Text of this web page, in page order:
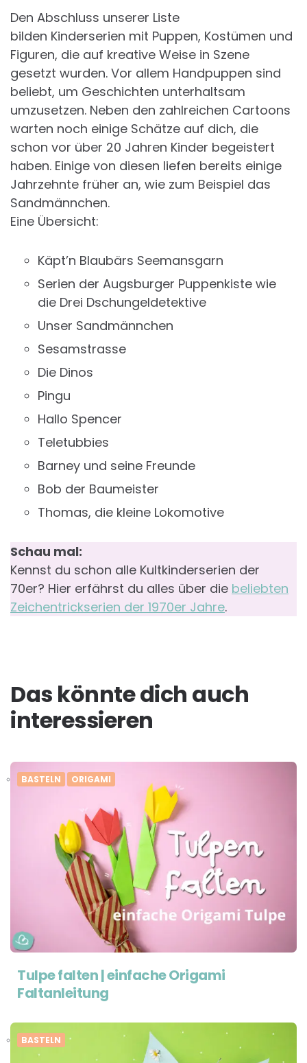
Den Abschluss unserer Liste
bilden Kinderserien mit Puppen, Kostümen und
Figuren, die auf kreative Weise in Szene
gesetzt wurden. Vor allem Handpuppen sind
beliebt, um Geschichten unterhaltsam
umzusetzen. Neben den zahlreichen Cartoons
warten noch einige Schätze auf dich, die
schon vor über 20 Jahren Kinder begeistert
haben. Einige von diesen liefen bereits einige
Jahrzehnte früher an, wie zum Beispiel das
Sandmännchen.
Eine Übersicht:
Käpt’n Blaubärs Seemansgarn
Serien der Augsburger Puppenkiste wie
die Drei Dschungeldetektive
Unser Sandmännchen
Sesamstrasse
Die Dinos
Pingu
Hallo Spencer
Teletubbies
Barney und seine Freunde
Bob der Baumeister
Thomas, die kleine Lokomotive
Schau mal:
Kennst du schon alle Kultkinderserien der
70er? Hier erfährst du alles über die beliebten
Zeichentrickserien der 1970er Jahre.
Das könnte dich auch
interessieren
BASTELN ORIGAMI
Tulpe falten | einfache Origami
Faltanleitung
BASTELN